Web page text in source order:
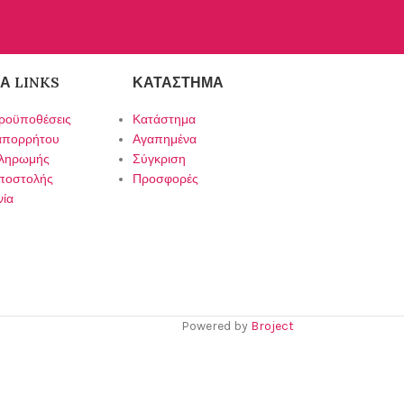
LINKS ΚΑΤΆΣΤΗΜΑ
Κατάστημα
Αγαπημένα
Σύγκριση
Προσφορές
Powered by Broject